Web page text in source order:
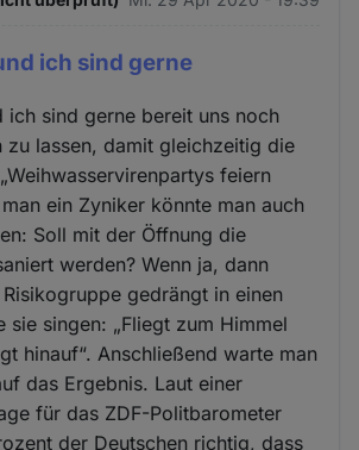
ich sind gerne
ich sind gerne bereit uns noch
zu lassen, damit gleichzeitig die
feiern
ein Zyniker könnte man auch
Soll mit der Öffnung die
werden? Wenn ja, dann
gedrängt in einen
sie singen: „Fliegt zum Himmel
hinauf“. Anschließend warte man
das Ergebnis. Laut einer
für das ZDF-Politbarometer
der Deutschen richtig, dass